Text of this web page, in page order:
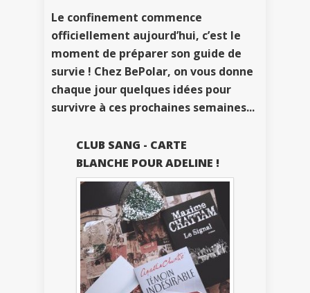
Le confinement commence
officiellement aujourd’hui, c’est le
moment de préparer son guide de
survie ! Chez BePolar, on vous donne
chaque jour quelques idées pour
survivre à ces prochaines semaines...
CLUB SANG - CARTE
BLANCHE POUR ADELINE !